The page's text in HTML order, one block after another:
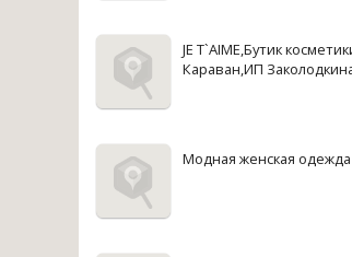
JE T`AIME,Бутик
Караван,ИП
Модная женская одежда